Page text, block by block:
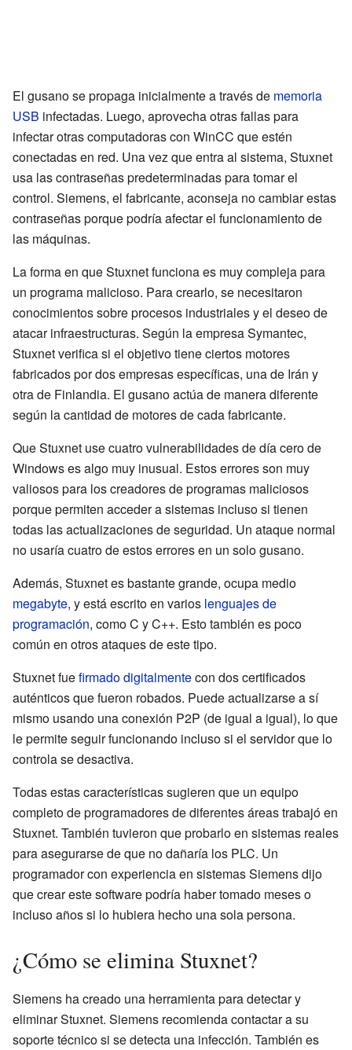
El gusano se propaga inicialmente a través de memoria
USB infectadas. Luego, aprovecha otras fallas para
infectar otras computadoras con WinCC que estén
conectadas en red. Una vez que entra al sistema, Stuxnet
usa las contraseñas predeterminadas para tomar el
control. Siemens, el fabricante, aconseja no cambiar estas
contraseñas porque podría afectar el funcionamiento de
las máquinas.
La forma en que Stuxnet funciona es muy compleja para
un programa malicioso. Para crearlo, se necesitaron
conocimientos sobre procesos industriales y el deseo de
atacar infraestructuras. Según la empresa Symantec,
Stuxnet verifica si el objetivo tiene ciertos motores
fabricados por dos empresas específicas, una de Irán y
otra de Finlandia. El gusano actúa de manera diferente
según la cantidad de motores de cada fabricante.
Que Stuxnet use cuatro vulnerabilidades de día cero de
Windows es algo muy inusual. Estos errores son muy
valiosos para los creadores de programas maliciosos
porque permiten acceder a sistemas incluso si tienen
todas las actualizaciones de seguridad. Un ataque normal
no usaría cuatro de estos errores en un solo gusano.
Además, Stuxnet es bastante grande, ocupa medio
megabyte, y está escrito en varios lenguajes de
programación, como C y C++. Esto también es poco
común en otros ataques de este tipo.
Stuxnet fuefirmado digitalmentecon dos certificados
auténticos que fueron robados. Puede actualizarse a sí
mismo usando una conexión P2P (de igual a igual), lo que
le permite seguir funcionando incluso si el servidor que lo
controla se desactiva.
Todas estas características sugieren que un equipo
completo de programadores de diferentes áreas trabajó en
Stuxnet. También tuvieron que probarlo en sistemas reales
para asegurarse de que no dañaría los PLC. Un
programador con experiencia en sistemas Siemens dijo
que crear este software podría haber tomado meses o
incluso años si lo hubiera hecho una sola persona.
¿Cómo se elimina Stuxnet?
Siemens ha creado una herramienta para detectar y
eliminar Stuxnet. Siemens recomienda contactar a su
soporte técnico si se detecta una infección. También es